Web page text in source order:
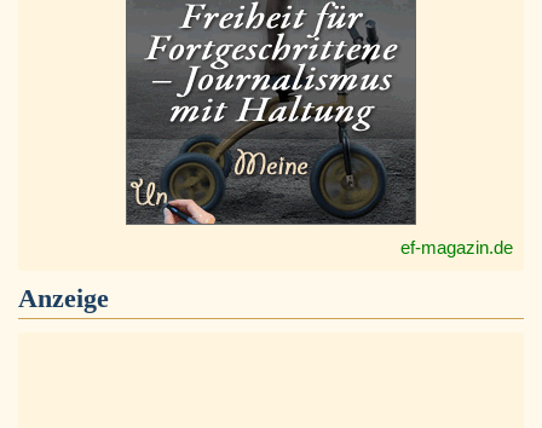
ef-magazin.de
Anzeige